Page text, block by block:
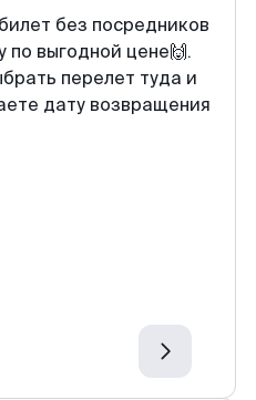
без посредников
по выгодной цене🙌.
перелет туда и
дату возвращения